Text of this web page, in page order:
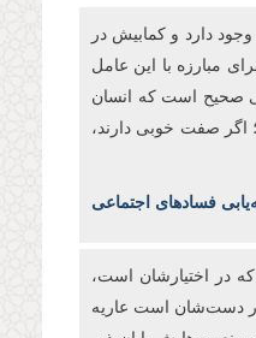
دارد و کمابیش در
مبارزه با این عامل
صحیح است که انسان
اگر صفت خوبی دارند،
که در اختیارشان است،
در دست‌شان است عاریه